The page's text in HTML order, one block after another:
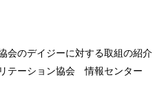
会のデイジーに対する取組の紹介
テーション協会 情報センター